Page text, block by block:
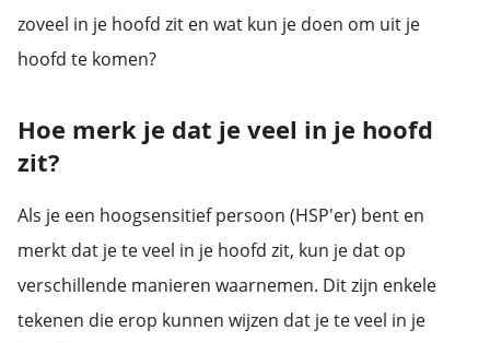
zoveel in je hoofd zit en wat kun je doen om uit je
hoofd te komen?
Hoe merk je dat je veel in je hoofd
zit?
Als je een hoogsensitief persoon (HSP'er) bent en
merkt dat je te veel in je hoofd zit, kun je dat op
verschillende manieren waarnemen. Dit zijn enkele
tekenen die erop kunnen wijzen dat je te veel in je